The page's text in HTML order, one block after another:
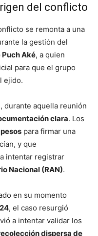
del conflicto
se remonta a una
la gestión del
Puch Aké, a quien
para que el grupo
ejido.
durante aquella reunión
clara. Los
para firmar una
y que
intentar registrar
Nacional (RAN).
en su momento
, el caso resurgió
a intentar validar los
dispersa de